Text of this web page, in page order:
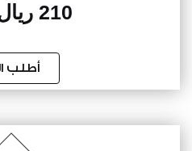
210 ريال
أطلب